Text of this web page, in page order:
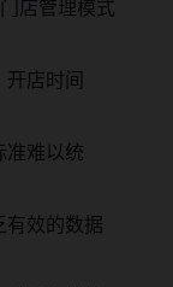
店管理模式
开店时间
准难以统
有效的数据